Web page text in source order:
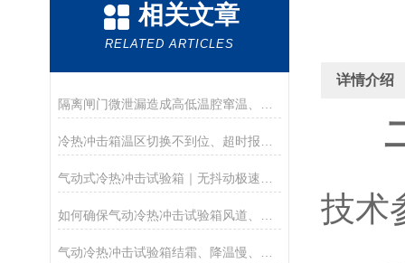
相关文章
RELATED ARTICLES
详情介绍
技术